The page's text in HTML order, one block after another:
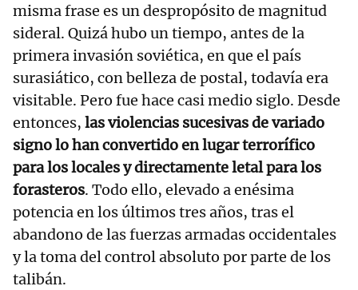
misma frase es un despropósito de magnitud
sideral. Quizá hubo un tiempo, antes de la
primera invasión soviética, en que el país
surasiático, con belleza de postal, todavía era
visitable. Pero fue hace casi medio siglo. Desde
entonces, las violencias sucesivas de variado
signo lo han convertido en lugar terrorífico
para los locales y directamente letal para los
forasteros. Todo ello, elevado a enésima
potencia en los últimos tres años, tras el
abandono de las fuerzas armadas occidentales
y la toma del control absoluto por parte de los
talibán.